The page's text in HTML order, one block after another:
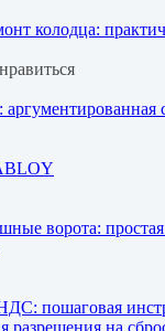
колодца:
ворота:
пошаговая
разрешения на